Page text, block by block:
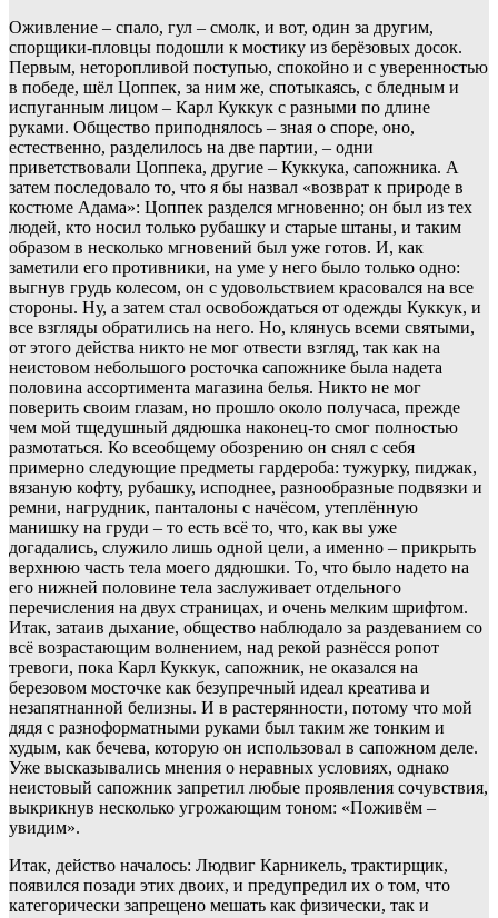
Оживление – спало, гул – смолк, и вот, один за другим,
спорщики-пловцы подошли к мостику из берёзовых досок.
Первым, неторопливой поступью, спокойно и с уверенностью
в победе, шёл Цоппек, за ним же, спотыкаясь, с бледным и
испуганным лицом – Карл Куккук с разными по длине
руками. Общество приподнялось – зная о споре, оно,
естественно, разделилось на две партии, – одни
приветствовали Цоппека, другие – Куккука, сапожника. А
затем последовало то, что я бы назвал «возврат к природе в
костюме Адама»: Цоппек разделся мгновенно; он был из тех
людей, кто носил только рубашку и старые штаны, и таким
образом в несколько мгновений был уже готов. И, как
заметили его противники, на уме у него было только одно:
выгнув грудь колесом, он с удовольствием красовался на все
стороны. Ну, а затем стал освобождаться от одежды Куккук, и
все взгляды обратились на него. Но, клянусь всеми святыми,
от этого действа никто не мог отвести взгляд, так как на
неистовом небольшого росточка сапожнике была надета
половина ассортимента магазина белья. Никто не мог
поверить своим глазам, но прошло около получаса, прежде
чем мой тщедушный дядюшка наконец-то смог полностью
размотаться. Ко всеобщему обозрению он снял с себя
примерно следующие предметы гардероба: тужурку, пиджак,
вязаную кофту, рубашку, исподнее, разнообразные подвязки и
ремни, нагрудник, панталоны с начёсом, утеплённую
манишку на груди – то есть всё то, что, как вы уже
догадались, служило лишь одной цели, а именно – прикрыть
верхнюю часть тела моего дядюшки. То, что было надето на
его нижней половине тела заслуживает отдельного
перечисления на двух страницах, и очень мелким шрифтом.
Итак, затаив дыхание, общество наблюдало за раздеванием со
всё возрастающим волнением, над рекой разнёсся ропот
тревоги, пока Карл Куккук, сапожник, не оказался на
березовом мосточке как безупречный идеал креатива и
незапятнанной белизны. И в растерянности, потому что мой
дядя с разноформатными руками был таким же тонким и
худым, как бечева, которую он использовал в сапожном деле.
Уже высказывались мнения о неравных условиях, однако
неистовый сапожник запретил любые проявления сочувствия,
выкрикнув несколько угрожающим тоном: «Поживём –
увидим».
Итак, действо началось: Людвиг Карникель, трактирщик,
появился позади этих двоих, и предупредил их о том, что
категорически запрещено мешать как физически, так и